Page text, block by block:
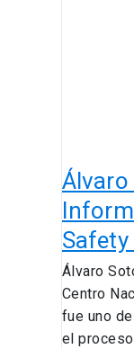
Álvaro
Centro
fue uno
el